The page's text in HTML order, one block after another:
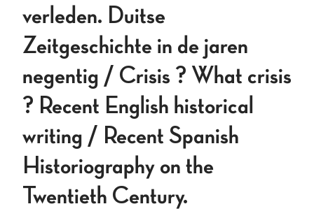
verleden. Duitse
Zeitgeschichte in de jaren
negentig / Crisis ? What crisis
? Recent English historical
writing / Recent Spanish
Historiography on the
Twentieth Century.